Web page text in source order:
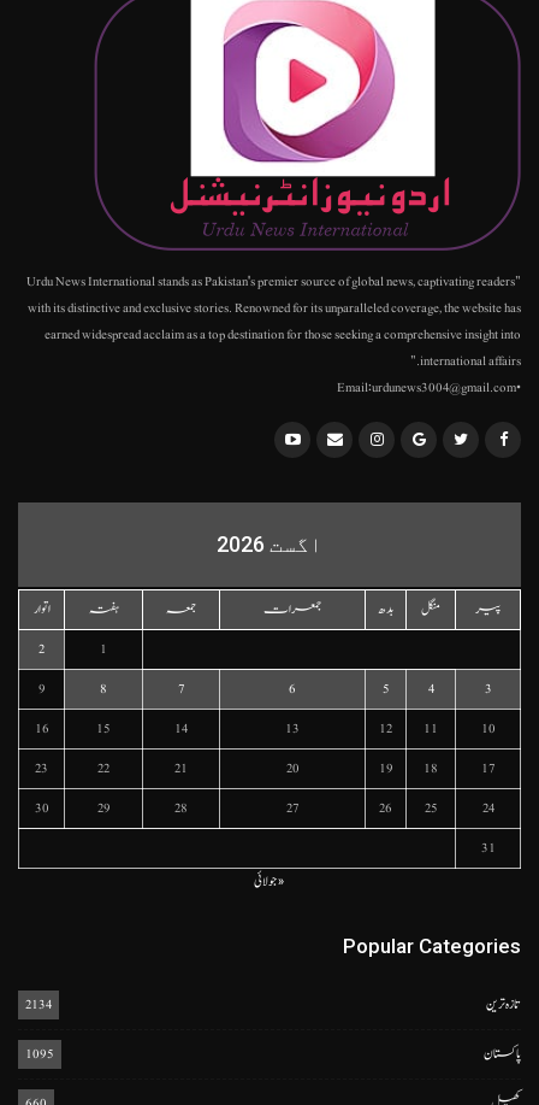
"Urdu News International stands as Pakistan's premier source of global news, captivating readers
with its distinctive and exclusive stories. Renowned for its unparalleled coverage, the website has
earned widespread acclaim as a top destination for those seeking a comprehensive insight into
international affairs."
•Email:urdunews3004@gmail.com
اگست 2026
پیر منگل بدھ جمعرات جمعہ ہفتہ
اتوار
1
2
3
4
5
6
7
8
9
10
11
12
13
14
15
16
17
18
19
20
21
22
23
24
25
26
27
28
29
30
31
« جولائی
Popular Categories
تازہ ترین 2134
پاکستان 1095